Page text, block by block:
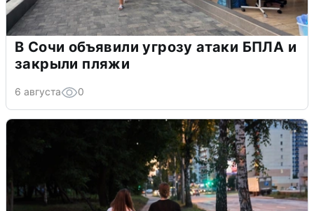
В Сочи объявили угрозу атаки БПЛА и
закрыли пляжи
6 августа 0